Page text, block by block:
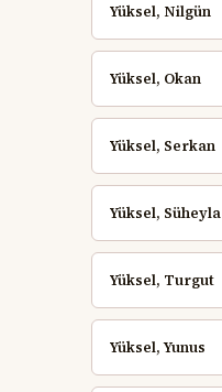
Yüksel, Nilgün
Yüksel, Okan
Yüksel, Serkan
Yüksel, Süheyla
Yüksel, Turgut
Yüksel, Yunus